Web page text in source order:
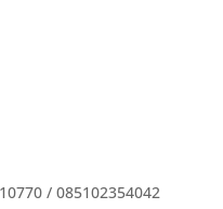
/ 085102354042